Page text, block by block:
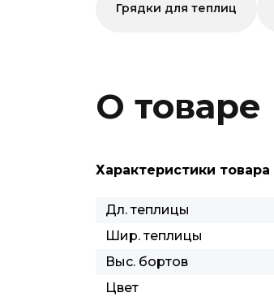
Грядки для теплиц
О товаре
Характеристики товара
Дл. теплицы
Шир. теплицы
Выс. бортов
Цвет